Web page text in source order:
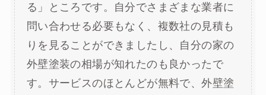
る」ところです。自分でさまざまな業者に
問い合わせる必要もなく、複数社の見積も
りを見ることができましたし、自分の家の
外壁塗装の相場が知れたのも良かったで
す。サービスのほとんどが無料で、外壁塗